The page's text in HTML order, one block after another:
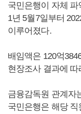
국민은행이 자체
1년 5월7일부터
이루어졌다.
배임액은 120억
현장조사 결과에
금융감독원 관계자
국민은행은 해당 직